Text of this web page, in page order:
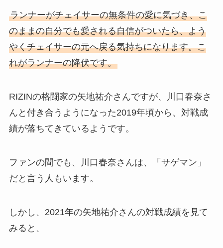
ランナーがチェイサーの無条件の愛に気づき、こ
のままの自分でも愛される自信がついたら、よう
やくチェイサーの元へ戻る気持ちになります。こ
れがランナーの降伏です。
RIZINの格闘家の矢地祐介さんですが、川口春奈さ
んと付き合うようになった2019年頃から、対戦成
績が落ちてきているようです。
ファンの間でも、川口春奈さんは、「サゲマン」
だと言う人もいます。
しかし、2021年の矢地祐介さんの対戦成績を見て
みると、